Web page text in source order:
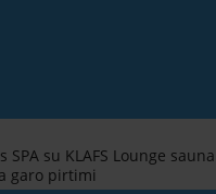
SPA su KLAFS Lounge
garo pirtimi